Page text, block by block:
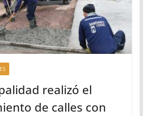
realizó el
de calles con